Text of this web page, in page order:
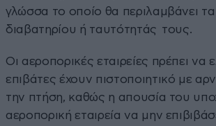
γλώσσα το οποίο θα περιλαμβάνει τα
διαβατηρίου ή ταυτότητάς τους.
Οι αεροπορικές εταιρείες πρέπει να
επιβάτες έχουν πιστοποιητικό με
την πτήση, καθώς η απουσία του
αεροπορική εταιρεία να μην